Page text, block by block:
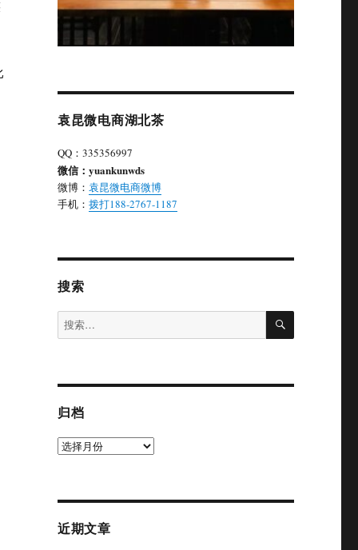
袁昆微电商湖北茶
QQ：335356997
微信：yuankunwds
微博： 袁昆微电商微博
手机： 拨打188-2767-1187
搜索
搜
索：
搜
归档
归
近期文章